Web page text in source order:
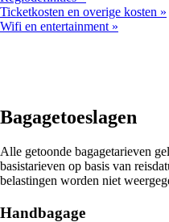
Ticketkosten en overige kosten
Wifi en entertainment
Bagagetoeslagen
Alle getoonde bagagetarieven
basistarieven op basis van
belastingen worden niet
Handbagage